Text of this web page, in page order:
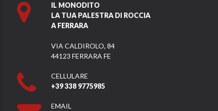
IL MONODITO
LA TUA PALESTRA DI ROCCIA
A FERRARA
VIA CALDIROLO, 84
44123 FERRARA FE
CELLULARE
+39 338 9775985
EMAIL